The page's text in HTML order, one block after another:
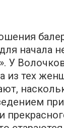
начала
У
из тех